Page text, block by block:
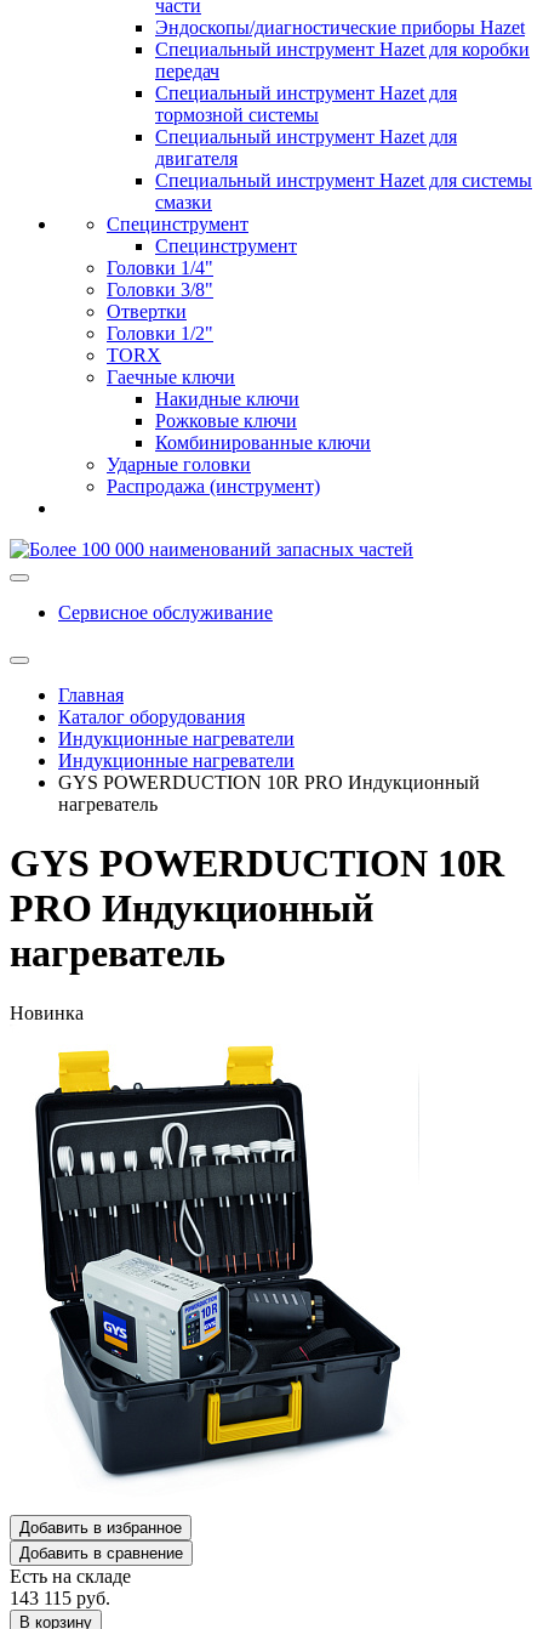
части
Эндоскопы/диагностические приборы Hazet
Специальный инструмент Hazet для коробки
передач
Специальный инструмент Hazet для
тормозной системы
Специальный инструмент Hazet для
двигателя
Специальный инструмент Hazet для системы
смазки
Специнструмент
Специнструмент
Головки 1/4"
Головки 3/8"
Отвертки
Головки 1/2"
TORX
Гаечные ключи
Накидные ключи
Рожковые ключи
Комбинированные ключи
Ударные головки
Распродажа (инструмент)
Сервисное обслуживание
Главная
Каталог оборудования
Индукционные нагреватели
Индукционные нагреватели
GYS POWERDUCTION 10R PRO Индукционный
нагреватель
GYS POWERDUCTION 10R
PRO Индукционный
нагреватель
Новинка
Добавить в избранное
Добавить в сравнение
Есть на складе
143 115 руб.
В корзину